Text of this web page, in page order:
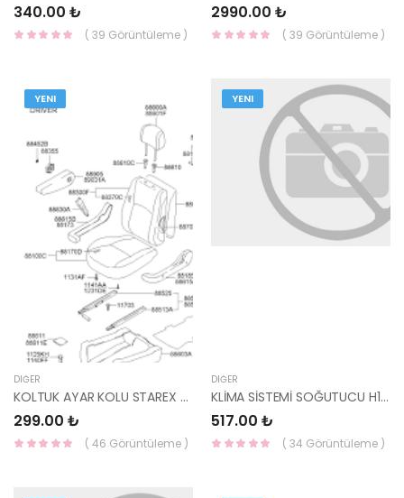
340.00 ₺
( 39 Görüntüleme )
2990.00 ₺
( 39 Görüntüleme )
YENI
DIĞER
KOLTUK AYAR KOLU STAREX 88358-4A500LK-HMC
299.00 ₺
( 46 Görüntüleme )
YENI
DIĞER
KLİMA SİSTEMİ SOĞUTUCU H100 97774-43581-HMC
517.00 ₺
( 34 Görüntüleme )